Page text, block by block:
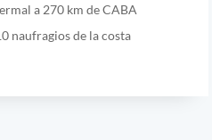
a 270 km de CABA
naufragios de la costa